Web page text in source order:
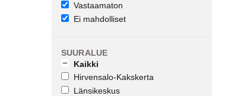
Vastaamaton
Ei mahdolliset
SUURALUE
Kaikki
Hirvensalo-Kakskerta
Länsikeskus